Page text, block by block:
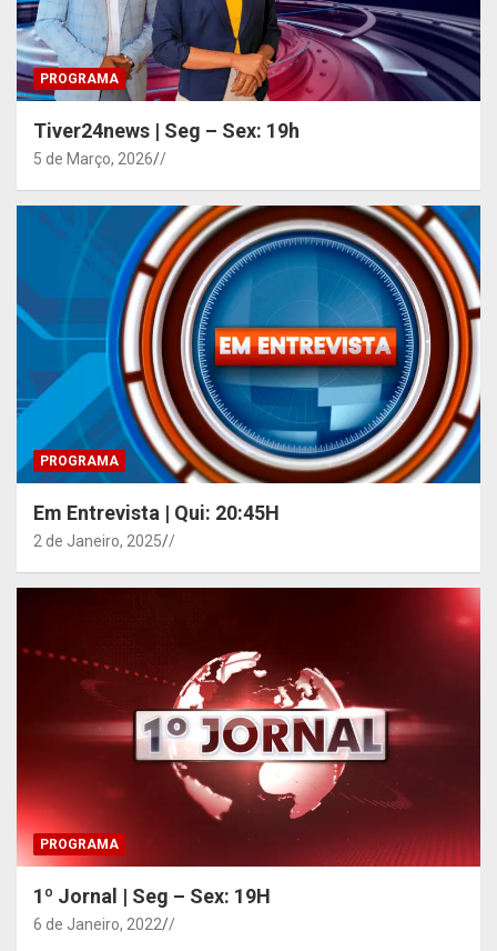
PROGRAMA
Tiver24news | Seg – Sex: 19h
5 de Março, 2026 /
PROGRAMA
Em Entrevista | Qui: 20:45H
2 de Janeiro, 2025 /
PROGRAMA
1º Jornal | Seg – Sex: 19H
6 de Janeiro, 2022 /